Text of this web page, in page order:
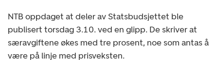
NTB oppdaget at deler av Statsbudsjettet ble
publisert torsdag 3.10. ved en glipp. De skriver at
særavgiftene økes med tre prosent, noe som antas å
være på linje med prisveksten.